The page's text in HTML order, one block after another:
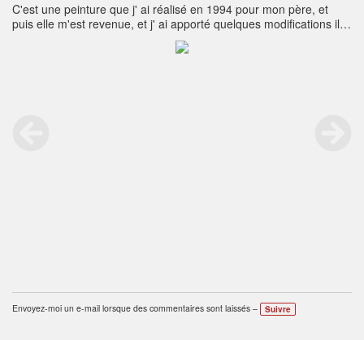
C'est une peinture que j' ai réalisé en 1994 pour mon père, et
puis elle m'est revenue, et j' ai apporté quelques modifications il y
à peux.le modèle est Angie Everhart.
Envoyez-moi un e-mail lorsque des commentaires sont laissés – Suivre